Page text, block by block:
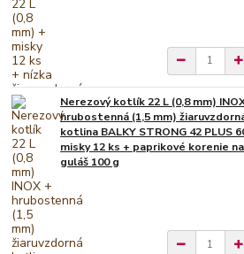
Nerezový kotlík 22 L (0,8 mm)
hrubostenná (1,5 mm)
kotlina BALKY STRONG 42 PLUS
misky 12 ks + paprikové korenie na
guláš 100 g